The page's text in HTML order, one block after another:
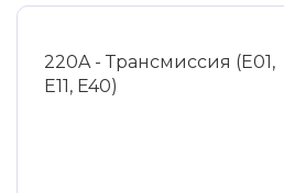
220A - Трансмиссия (E01,
E11, E40)